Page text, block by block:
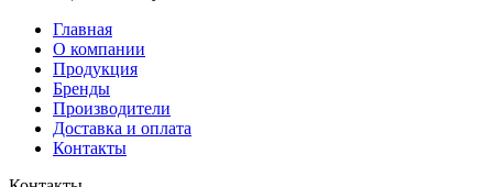
Главная
О компании
Продукция
Бренды
Производители
Доставка и оплата
Контакты